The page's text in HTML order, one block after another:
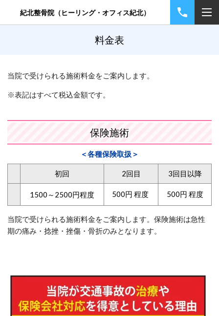
紀北整骨院（ヒーリング・オフィス紀北）
料金表
当院で受けられる施術料金をご案内します。
※表記はすべて税込金額です。
保険施術
＜各種保険取扱＞
初回 2回目 3回目以降
1500～2500円程度 500円 程度 500円 程度
当院で受けられる施術料金をご案内します。保険施術は急性
期の痛み・捻挫・挫傷・骨折のみとなります。